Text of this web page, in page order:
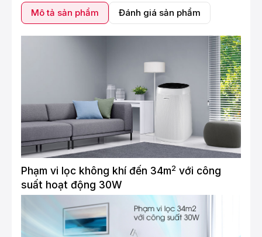
Mô tả sản phẩm Đánh giá sản phẩm
Phạm vi lọc không khí đến 34m2 với công
suất hoạt động 30W